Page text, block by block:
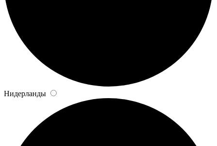
Нидерланды